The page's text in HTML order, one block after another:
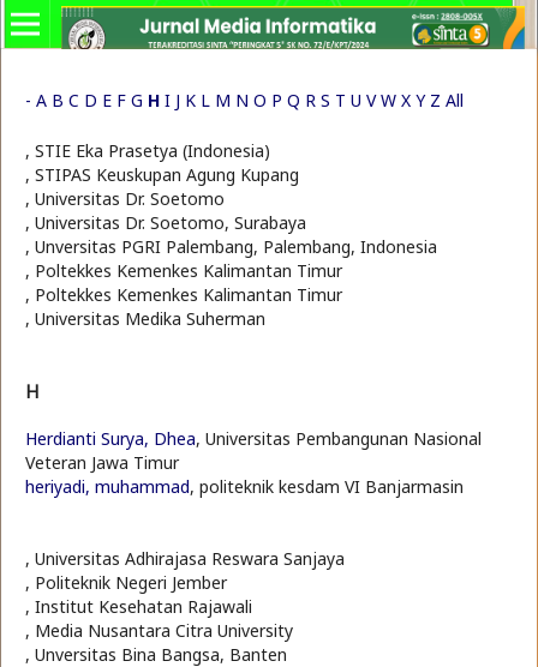
- A B C D E F G H I J K L M N O P Q R S T U V W X Y Z All
, STIE Eka Prasetya (Indonesia)
, STIPAS Keuskupan Agung Kupang
, Universitas Dr. Soetomo
, Universitas Dr. Soetomo, Surabaya
, Unversitas PGRI Palembang, Palembang, Indonesia
, Poltekkes Kemenkes Kalimantan Timur
, Poltekkes Kemenkes Kalimantan Timur
, Universitas Medika Suherman
H
Herdianti Surya, Dhea, Universitas Pembangunan Nasional
Veteran Jawa Timur
heriyadi, muhammad, politeknik kesdam VI Banjarmasin
, Universitas Adhirajasa Reswara Sanjaya
, Politeknik Negeri Jember
, Institut Kesehatan Rajawali
, Media Nusantara Citra University
, Unversitas Bina Bangsa, Banten